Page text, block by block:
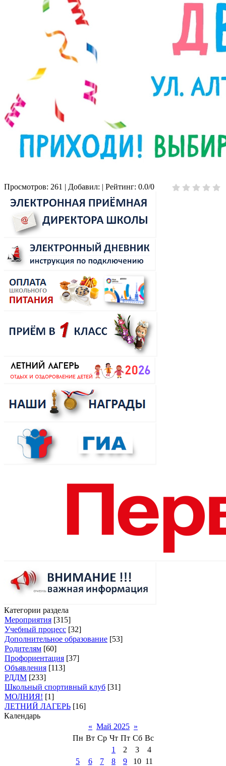
Просмотров: 261 | Добавил: | Рейтинг: 0.0/0
Категории раздела
Мероприятия [315]
Учебный процесс [32]
Дополнительное образование [53]
Родителям [60]
Профориентация [37]
Объявления [113]
РДДМ [233]
Школьный спортивный клуб [31]
МОЛНИЯ! [1]
ЛЕТНИЙ ЛАГЕРЬ [16]
Календарь
« Май 2025 »
Пн Вт Ср Чт Пт Сб Вс
1
2 3
4
5
6 7 8 9 10 11